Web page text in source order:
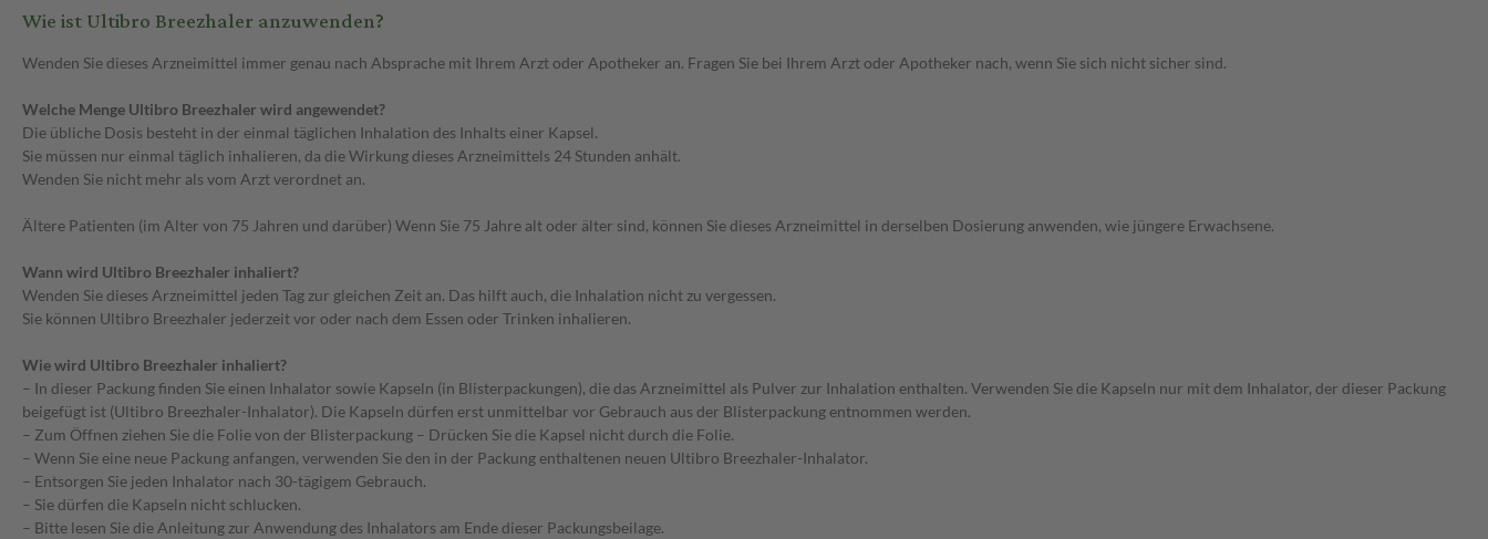
Wie ist Ultibro Breezhaler anzuwenden?
Wenden Sie dieses Arzneimittel immer genau nach Absprache mit Ihrem Arzt oder Apotheker an. Fragen Sie bei Ihrem Arzt oder Apotheker nach, wenn Sie sich nicht sicher sind.
Welche Menge Ultibro Breezhaler wird angewendet?
Die übliche Dosis besteht in der einmal täglichen Inhalation des Inhalts einer Kapsel.
Sie müssen nur einmal täglich inhalieren, da die Wirkung dieses Arzneimittels 24 Stunden anhält.
Wenden Sie nicht mehr als vom Arzt verordnet an.
Ältere Patienten (im Alter von 75 Jahren und darüber) Wenn Sie 75 Jahre alt oder älter sind, können Sie dieses Arzneimittel in derselben Dosierung anwenden, wie jüngere Erwachsene.
Wann wird Ultibro Breezhaler inhaliert?
Wenden Sie dieses Arzneimittel jeden Tag zur gleichen Zeit an. Das hilft auch, die Inhalation nicht zu vergessen.
Sie können Ultibro Breezhaler jederzeit vor oder nach dem Essen oder Trinken inhalieren.
Wie wird Ultibro Breezhaler inhaliert?
– In dieser Packung finden Sie einen Inhalator sowie Kapseln (in Blisterpackungen), die das Arzneimittel als Pulver zur Inhalation enthalten. Verwenden Sie die Kapseln nur mit dem Inhalator, der dieser Packung
beigefügt ist (Ultibro Breezhaler-Inhalator). Die Kapseln dürfen erst unmittelbar vor Gebrauch aus der Blisterpackung entnommen werden.
– Zum Öffnen ziehen Sie die Folie von der Blisterpackung – Drücken Sie die Kapsel nicht durch die Folie.
– Wenn Sie eine neue Packung anfangen, verwenden Sie den in der Packung enthaltenen neuen Ultibro Breezhaler-Inhalator.
– Entsorgen Sie jeden Inhalator nach 30-tägigem Gebrauch.
– Sie dürfen die Kapseln nicht schlucken.
– Bitte lesen Sie die Anleitung zur Anwendung des Inhalators am Ende dieser Packungsbeilage.